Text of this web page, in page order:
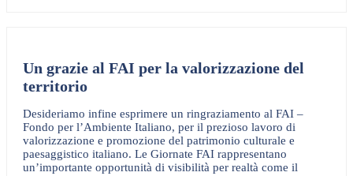
Un grazie al FAI per la valorizzazione del
territorio
Desideriamo infine esprimere un ringraziamento al FAI –
Fondo per l’Ambiente Italiano, per il prezioso lavoro di
valorizzazione e promozione del patrimonio culturale e
paesaggistico italiano. Le Giornate FAI rappresentano
un’importante opportunità di visibilità per realtà come il